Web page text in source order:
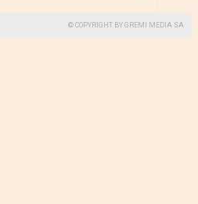
© COPYRIGHT BY GREMI MEDIA SA